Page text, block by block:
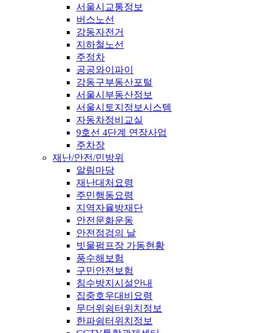
서울시교통정보
버스노선
강동자전거
지하철노선
주정차
공공와이파이
강동구부동산포털
서울시부동산정보
서울시토지정보시스템
자동차정비교실
9호선 4단계 연장사업
주차장
재난/안전/민방위
알림마당
재난대처요령
주민행동요령
지역자율방재단
안전문화운동
안전점검의 날
빗물펌프장 가동현황
풍수해보험
구민안전보험
침수방지시설안내
집중호우대비요령
무더위쉼터위치정보
한파쉼터위치정보